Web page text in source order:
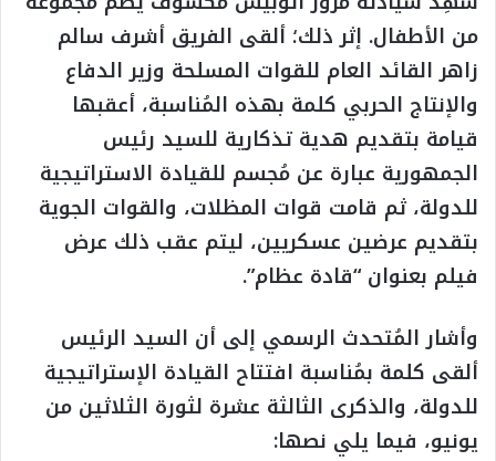
من الأطفال. إثر ذلك؛ ألقى الفريق أشرف سالم
زاهر القائد العام للقوات المسلحة وزير الدفاع
والإنتاج الحربي كلمة بهذه المُناسبة، أعقبها
قيامة بتقديم هدية تذكارية للسيد رئيس
الجمهورية عبارة عن مُجسم للقيادة الاستراتيجية
للدولة، ثم قامت قوات المظلات، والقوات الجوية
بتقديم عرضين عسكريين، ليتم عقب ذلك عرض
فيلم بعنوان “قادة عظام”.
وأشار المُتحدث الرسمي إلى أن السيد الرئيس
ألقى كلمة بمُناسبة افتتاح القيادة الإستراتيجية
للدولة، والذكرى الثالثة عشرة لثورة الثلاثين من
يونيو، فيما يلي نصها: